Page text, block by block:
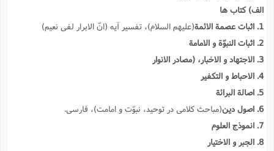
الف) کتاب ها
1. اثبات عصمة الائمة
(علیهم السلام)، تفسیر آیه (انّ الابرار لفى نعیم)
2. اثبات النبوّة و الامامة
3. الاجتهاد و الاخبار، (مصادر الانوار
4. الاحباط و التکفیر
5. اصالة البرائة
6. اصول دین
(مباحث کلامى در توحید، نبوّت و امامت)، فارسى.
7. انموذج العلوم
8. الجبر و الاختیار